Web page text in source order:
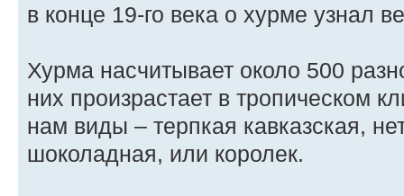
в конце 19-го века о хурме узнал
Хурма насчитывает около 500
них произрастает в тропическом
нам виды – терпкая кавказская,
шоколадная, или королек.